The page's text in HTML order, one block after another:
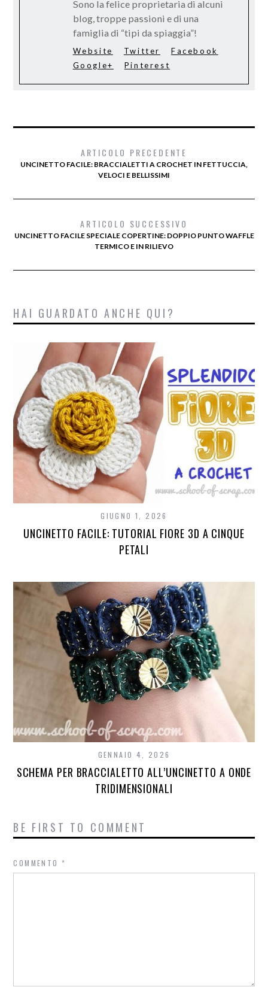
Sono la felice proprietaria di alcuni
blog, troppe passioni e di una
famiglia di “tipi da spiaggia”!
Website Twitter
Facebook
Google+
Pinterest
ARTICOLO PRECEDENTE
UNCINETTO FACILE: BRACCIALETTI A CROCHET IN FETTUCCIA,
VELOCI E BELLISSIMI
ARTICOLO SUCCESSIVO
UNCINETTO FACILE SPECIALE COPERTINE: DOPPIO PUNTO WAFFLE
TERMICO E IN RILIEVO
HAI GUARDATO ANCHE QUI?
GIUGNO 1, 2026
UNCINETTO FACILE: TUTORIAL FIORE 3D A CINQUE
PETALI
GENNAIO 4, 2026
SCHEMA PER BRACCIALETTO ALL’UNCINETTO A ONDE
TRIDIMENSIONALI
BE FIRST TO COMMENT
COMMENTO*